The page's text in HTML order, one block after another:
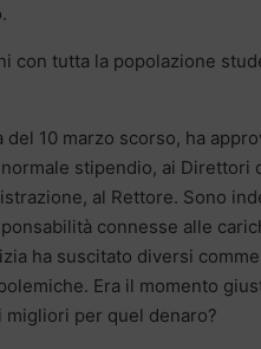
con tutta la popolazione
10 marzo scorso, ha
stipendio, ai Direttori
al Rettore. Sono
connesse alle
ha suscitato diversi
Era il momento
per quel denaro?